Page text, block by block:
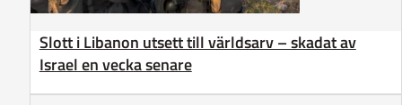
Slott i Libanon utsett till världsarv – skadat av
Israel en vecka senare